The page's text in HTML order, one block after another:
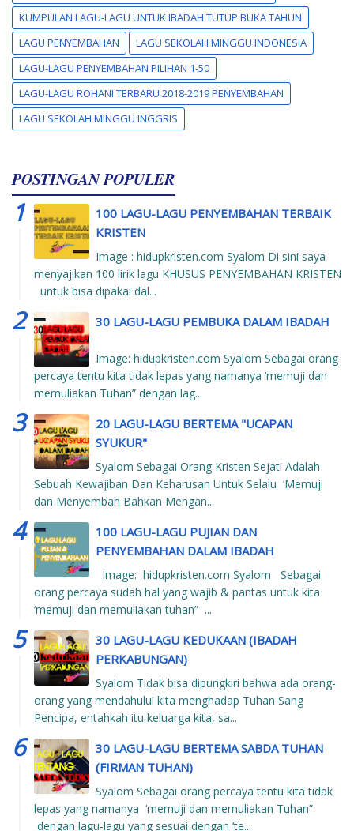
KUMPULAN LAGU-LAGU UNTUK IBADAH TUTUP BUKA TAHUN
LAGU PENYEMBAHAN
LAGU SEKOLAH MINGGU INDONESIA
LAGU-LAGU PENYEMBAHAN PILIHAN 1-50
LAGU-LAGU ROHANI TERBARU 2018-2019 PENYEMBAHAN
LAGU SEKOLAH MINGGU INGGRIS
POSTINGAN POPULER
100 LAGU-LAGU PENYEMBAHAN TERBAIK
KRISTEN
Image : hidupkristen.com Syalom Di sini saya
menyajikan 100 lirik lagu KHUSUS PENYEMBAHAN KRISTEN
untuk bisa dipakai dal...
30 LAGU-LAGU PEMBUKA DALAM IBADAH
Image: hidupkristen.com Syalom Sebagai orang
percaya tentu kita tidak lepas yang namanya ‘memuji dan
memuliakan Tuhan” dengan lag...
20 LAGU-LAGU BERTEMA "UCAPAN
SYUKUR"
Syalom Sebagai Orang Kristen Sejati Adalah
Sebuah Kewajiban Dan Keharusan Untuk Selalu ‘Memuji
dan Menyembah Bahkan Mengan...
100 LAGU-LAGU PUJIAN DAN
PENYEMBAHAN DALAM IBADAH
Image: hidupkristen.com Syalom Sebagai
orang percaya sudah hal yang wajib & pantas untuk kita
‘memuji dan memuliakan tuhan” ...
30 LAGU-LAGU KEDUKAAN (IBADAH
PERKABUNGAN)
Syalom Tidak bisa dipungkiri bahwa ada orang-
orang yang mendahului kita menghadap Tuhan Sang
Pencipa, entahkah itu keluarga kita, sa...
30 LAGU-LAGU BERTEMA SABDA TUHAN
(FIRMAN TUHAN)
Syalom Sebagai orang percaya tentu kita tidak
lepas yang namanya ‘memuji dan memuliakan Tuhan”
dengan lagu-lagu yang sesuai dengan ‘te...